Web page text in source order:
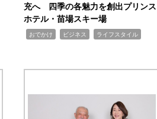
充へ 四季の各魅力を創出プリンス
ホテル・苗場スキー場
おでかけ ビジネス ライフスタイル